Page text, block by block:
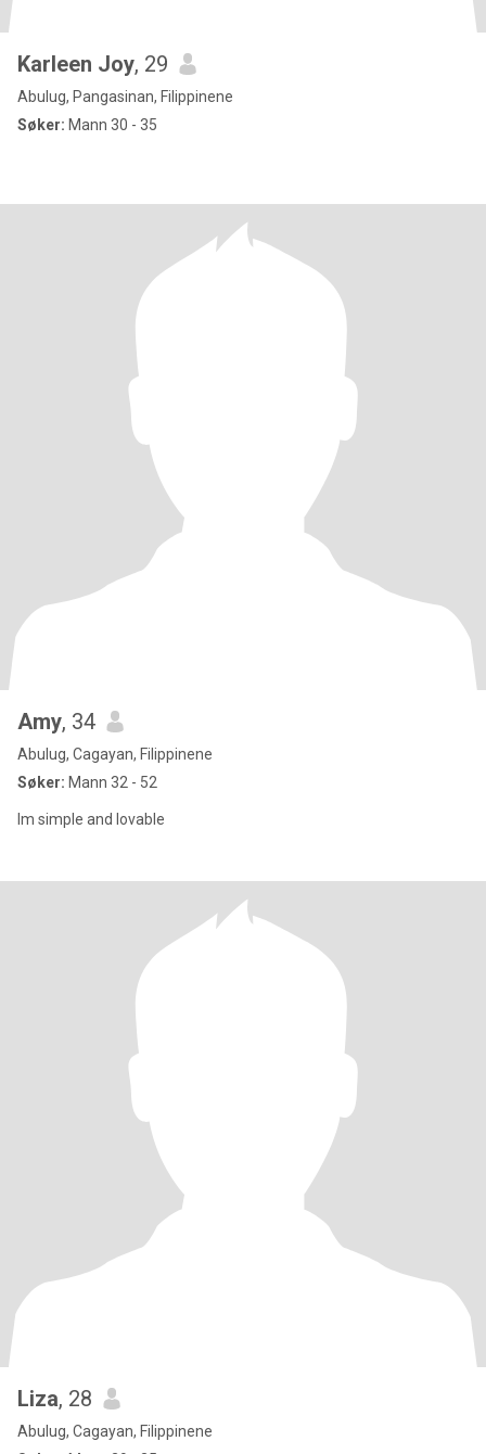
Karleen Joy, 29
Abulug, Pangasinan, Filippinene
Søker: Mann 30 - 35
Amy, 34
Abulug, Cagayan, Filippinene
Søker: Mann 32 - 52
Im simple and lovable
Liza, 28
Abulug, Cagayan, Filippinene